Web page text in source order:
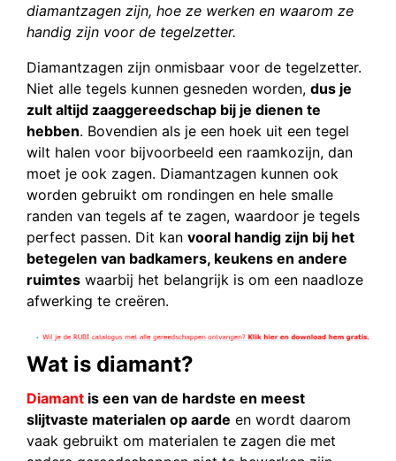
diamantzagen zijn, hoe ze werken en waarom ze
handig zijn voor de tegelzetter.
Diamantzagen zijn onmisbaar voor de tegelzetter.
Niet alle tegels kunnen gesneden worden, dus je
zult altijd zaaggereedschap bij je dienen te
hebben. Bovendien als je een hoek uit een tegel
wilt halen voor bijvoorbeeld een raamkozijn, dan
moet je ook zagen. Diamantzagen kunnen ook
worden gebruikt om rondingen en hele smalle
randen van tegels af te zagen, waardoor je tegels
perfect passen. Dit kan vooral handig zijn bij het
betegelen van badkamers, keukens en andere
ruimtes waarbij het belangrijk is om een naadloze
afwerking te creëren.
Wat is diamant?
Diamant is een van de hardste en meest
slijtvaste materialen op aarde en wordt daarom
vaak gebruikt om materialen te zagen die met